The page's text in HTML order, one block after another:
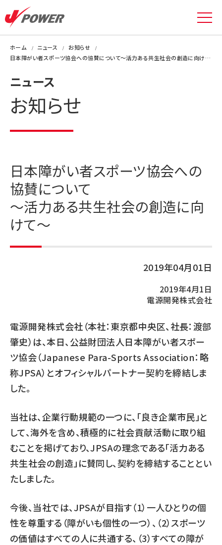
ホーム ニュース
お知らせ
日本障がい者スポーツ協会への協賛について～活力ある共生社会の創造に向けて～
ニュース
お知らせ
日本障がい者スポーツ協会への
協賛について
～活力ある共生社会の創造に向
けて～
2019年04月01日
2019年4月1日
電源開発株式会社
電源開発株式会社（本社：東京都中央区、社長：渡部
肇史）は、本日、公益財団法人日本障がい者スポー
ツ協会（Japanese Para-Sports Association：略
称JPSA）とオフィシャルパートナー契約を締結しま
した。
当社は、企業行動規範の一つに、「良き企業市民」と
して、海外を含め、積極的に社会貢献活動に取り組
むことを掲げており、JPSAの理念である「活力ある
共生社会の創造」に賛同し、契約を締結することとい
たしました。
今後、当社では、JPSAが目指す（1）一人ひとりの個
性を尊重する（障がいも個性の一つ）、（2）スポーツ
の価値はすべての人に共通する、（3）すべての障が